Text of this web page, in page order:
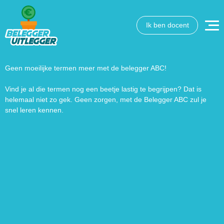
Ik ben docent
Geen moeilijke termen meer met de belegger ABC!
Vind je al die termen nog een beetje lastig te begrijpen? Dat is
helemaal niet zo gek. Geen zorgen, met de Belegger ABC zul je
snel leren kennen.
Wat wil je opzoeken?
hebben? We helpen je graag een handje.
Zoek
naar:
Zoekknop